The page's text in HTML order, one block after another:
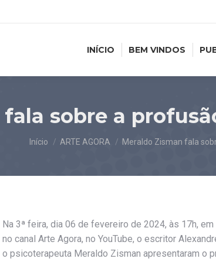
INÍCIO BEM VINDOS
sobre a
Você está aqui:
Início ARTE AGORA Meraldo Zisman fala
Na 3ª feira, dia 06 de fevereiro de 2024, às 17h, em
no canal Arte Agora, no YouTube, o escritor
o psicoterapeuta Meraldo Zisman apresentaram o